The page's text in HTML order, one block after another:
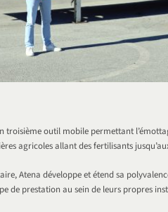
troisième outil mobile permettant
agricoles allant des fertilisants
Atena développe et étend sa
de prestation au sein de leurs propres